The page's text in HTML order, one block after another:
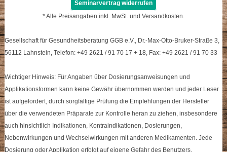
Seminarvertrag widerrufen
* Alle Preisangaben inkl. MwSt. und Versandkosten.
Gesellschaft für Gesundheitsberatung GGB e.V., Dr.-Max-Otto-Bruker-Straße 3,
56112 Lahnstein, Telefon: +49 2621 / 91 70 17 + 18, Fax: +49 2621 / 91 70 33
Wichtiger Hinweis: Für Angaben über Dosierungsanweisungen und
Applikationsformen kann keine Gewähr übernommen werden und jeder Leser
ist aufgefordert, durch sorgfältige Prüfung die Empfehlungen der Hersteller
über die verwendeten Präparate zur Kontrolle heran zu ziehen, insbesondere
auch hinsichtlich Indikationen, Kontraindikationen, Dosierungen,
Nebenwirkungen und Wechselwirkungen mit anderen Medikamenten. Jede
Dosierung oder Applikation erfolgt auf eigene Gefahr des Benutzers.